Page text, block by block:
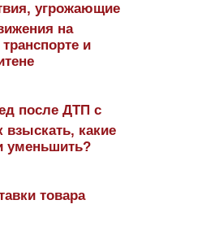
угрожающие
на
и
после ДТП с
какие
товара